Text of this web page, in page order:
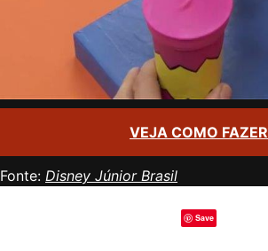
VEJA COMO FAZER
Fonte: Disney Júnior Brasil
Save